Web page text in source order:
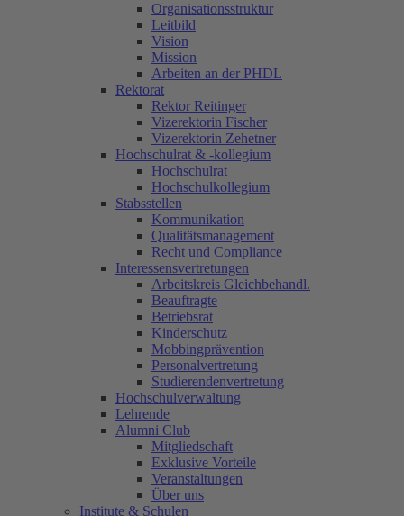
Organisationsstruktur
Leitbild
Vision
Mission
Arbeiten an der PHDL
Rektorat
Rektor Reitinger
Vizerektorin Fischer
Vizerektorin Zehetner
Hochschulrat & -kollegium
Hochschulrat
Hochschulkollegium
Stabsstellen
Kommunikation
Qualitätsmanagement
Recht und Compliance
Interessensvertretungen
Arbeitskreis Gleichbehandl.
Beauftragte
Betriebsrat
Kinderschutz
Mobbingprävention
Personalvertretung
Studierendenvertretung
Hochschulverwaltung
Lehrende
Alumni Club
Mitgliedschaft
Exklusive Vorteile
Veranstaltungen
Über uns
Institute & Schulen